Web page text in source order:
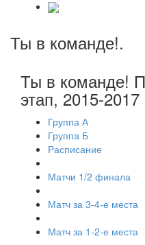
Ты в команде!.
Ты в команде!
этап, 2015-2017
Группа А
Группа Б
Расписание
Матчи 1/2 финала
Матч за 3-4-е места
Матч за 1-2-е места